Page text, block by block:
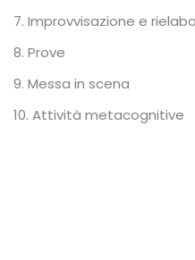
Improvvisazione e
Prove
Messa in scena
Attività metacognitive